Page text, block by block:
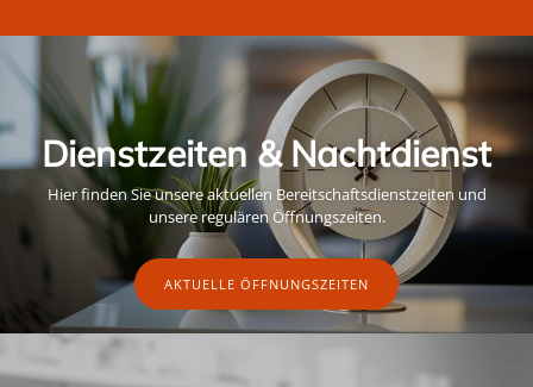
Dienstzeiten & Nachtdienst
Hier finden Sie unsere aktuellen Bereitschaftsdienstzeiten und
unsere regulären Öffnungszeiten.
AKTUELLE ÖFFNUNGSZEITEN